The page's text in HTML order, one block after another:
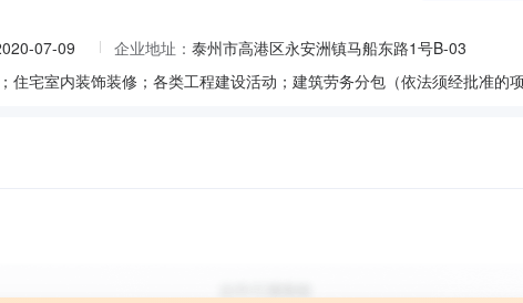
07-09 企业地址： 泰州市高港区永安洲镇马船东路1号B-03